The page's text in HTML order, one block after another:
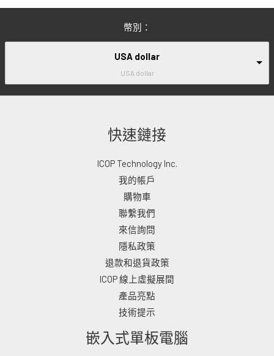
幣別：
USA dollar
USA dollar
快速鏈接
ICOP Technology Inc.
我的帳戶
購物車
聯繫我們
來信詢問
隱私政策
退款和退貨政策
ICOP 線上虛擬展間
產品亮點
技術提示
嵌入式單板電腦